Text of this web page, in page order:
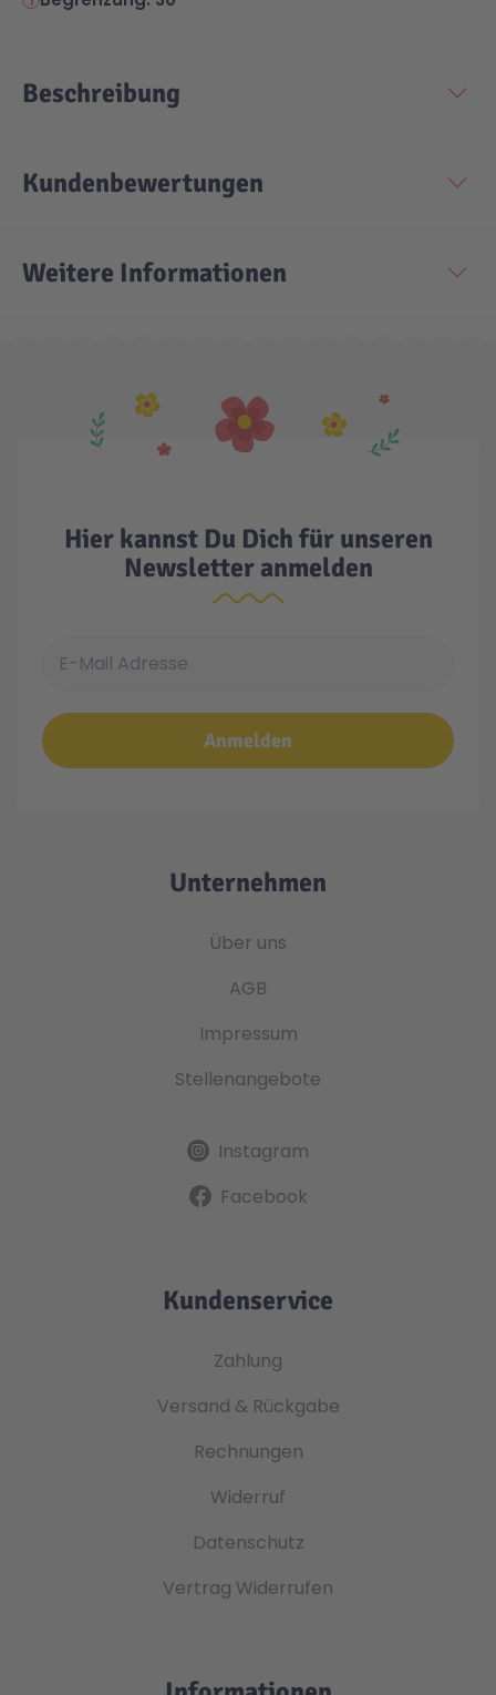
Beschreibung
Kundenbewertungen
Weitere Informationen
Hier kannst Du Dich für unseren
Newsletter anmelden
Anmelden
Unternehmen
Über uns
AGB
Impressum
Stellenangebote
Instagram
Facebook
Kundenservice
Zahlung
Versand & Rückgabe
Rechnungen
Widerruf
Datenschutz
Vertrag Widerrufen